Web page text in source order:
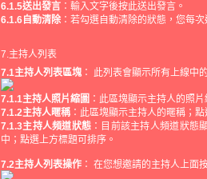
6.1.5送出發言 ：輸入文字後按此送出發言。
6.1.6自動清除 ：若勾選自動清除的狀態，您每
7.主持人列表
7.1主持人列表區塊 ： 此列表會顯示所有上線中
7.1.1主持人照片縮圖 ：此區塊顯示主持人的照
7.1.2主持人暱稱 ：此區塊顯示主持人的暱稱；
7.1.3主持人頻道狀態 ：目前該主持人頻道狀態
中；點選上方標題可排序。
7.2主持人列表操作 ： 在您想邀請的主持人上面